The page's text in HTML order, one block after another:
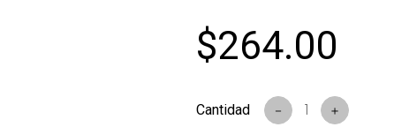
$264.00
＋
－